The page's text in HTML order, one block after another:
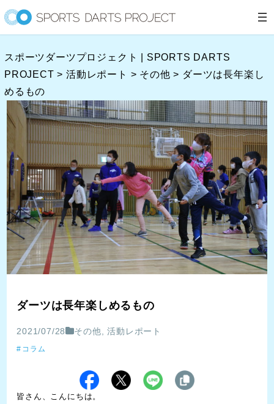
内
容
ス
キ
ッ
プ
スポーツダーツプロジェクト | SPORTS DARTS
PROJECT >活動レポート > その他 > ダーツは長年楽し
めるもの
ダーツは長年楽しめるもの
2021/07/28 その他 ,活動レポート
コラム
皆さん、こんにちは。